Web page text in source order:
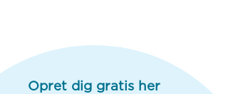
Opret dig gratis her